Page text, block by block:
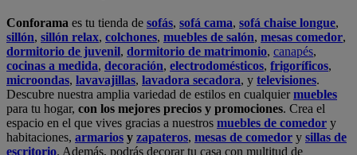
Conforama es tu tienda de sofás, sofá cama, sofá chaise longue,
sillón, sillón relax, colchones, muebles de salón, mesas comedor,
dormitorio de juvenil, dormitorio de matrimonio, canapés,
cocinas a medida, decoración, electrodomésticos, frigoríficos,
microondas, lavavajillas, lavadora secadora, y televisiones.
Descubre nuestra amplia variedad de estilos en cualquiermuebles
para tu hogar, con los mejores precios y promociones. Crea el
espacio en el que vives gracias a nuestros muebles de comedor y
habitaciones, armarios y zapateros, mesas de comedor y sillas de
escritorio. Además, podrás decorar tu casa con multitud de